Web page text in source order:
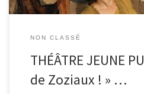
NON CLASSÉ
THÉÂTRE JEUNE
de Zoziaux ! » …